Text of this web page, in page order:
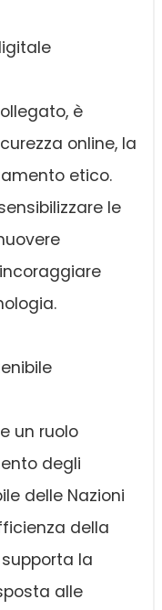
è
online, la
etico.
le
un ruolo
degli
delle Nazioni
della
la
alle